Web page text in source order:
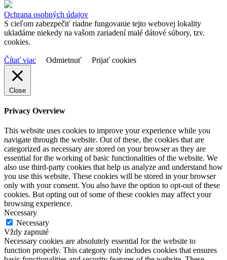
Ochrana osobných údajov
S cieľom zabezpečiť riadne fungovanie tejto webovej lokality
ukladáme niekedy na vašom zariadení malé dátové súbory, tzv.
cookies.
Čítať viac Odmietnuť Prijať cookies
Close
Privacy Overview
This website uses cookies to improve your experience while you
navigate through the website. Out of these, the cookies that are
categorized as necessary are stored on your browser as they are
essential for the working of basic functionalities of the website. We
also use third-party cookies that help us analyze and understand how
you use this website. These cookies will be stored in your browser
only with your consent. You also have the option to opt-out of these
cookies. But opting out of some of these cookies may affect your
browsing experience.
Necessary
Necessary
Vždy zapnuté
Necessary cookies are absolutely essential for the website to
function properly. This category only includes cookies that ensures